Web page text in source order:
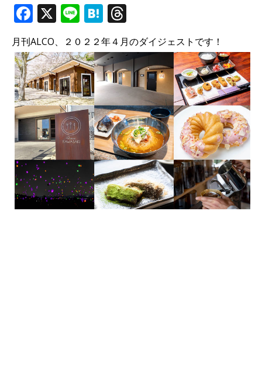
F
a
c
e
b
o
o
k
X Li
n
e
H
at
e
n
a
h
r
e
a
d
s
月刊ALCO、２０２２年４月のダイジェストです！